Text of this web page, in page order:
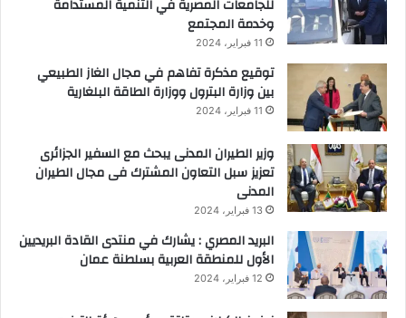
للجامعات المصرية في التنمية المستدامة
وخدمة المجتمع
11 فبراير، 2024
توقيع مذكرة تفاهم في مجال الغاز الطبيعي
بين وزارة البترول ووزارة الطاقة البلغارية
11 فبراير، 2024
وزير الطيران المدنى يبحث مع السفير الجزائرى
تعزيز سبل التعاون المشترك فى مجال الطيران
المدنى
13 فبراير، 2024
البريد المصري : يشارك في منتدى القادة البريديين
الأول للمنطقة العربية بسلطنة عمان
12 فبراير، 2024